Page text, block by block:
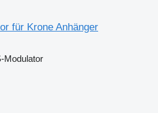
für Krone Anhänger
Modulator